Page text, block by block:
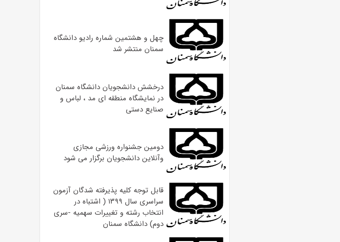
چهل و هشتمین شماره رادیو دانشگاه
سمنان منتشر شد
درخشش دانشجویان دانشگاه سمنان
در نمایشگاه منطقه ای مد ، لباس و
صنایع دستی
دومین جشنواره ورزشی مجازی
وآنلاین دانشجویان برگزار می شود
قابل توجه کلیه پذیرفته شدگان آزمون
سراسری سال ۱۳۹۹ ( اشتباه در
انتخاب رشته و تغییرات سهمیه -سری
دوم) دانشگاه سمنان